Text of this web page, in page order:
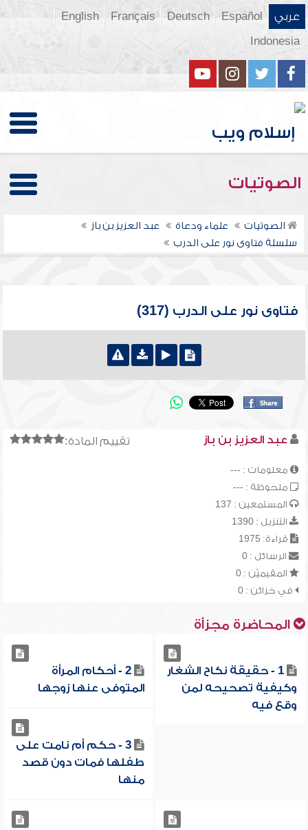
عربي Español
Deutsch
Français
English
Indonesia
الصوتيات
الصوتيات علماء ودعاة
عبد العزيز بن باز
سلسلة فتاوى نور على الدرب
فتاوى نور على الدرب (317)
تقييم المادة: عبد العزيز بن باز
معلومات : ---
ملحوظة : ---
المستمعين : 137
التنزيل : 1390
قراءة: 1975
الرسائل : 0
المقيميّن : 0
في خزائن : 0
المحاضرة مجزأة
1 - حقيقة نكاح الشغار
وكيفية تصحيحه لمن
وقع فيه
2 - أحكام المرأة
المتوفى عنها زوجها
3 - حكم أم نامت على
طفلها فمات دون قصد
منها